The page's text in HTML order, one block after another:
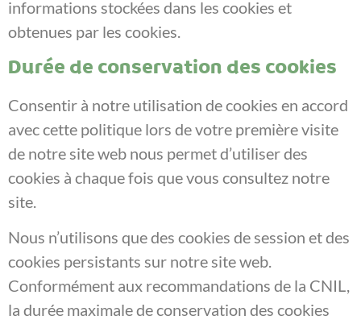
informations stockées dans les cookies et
obtenues par les cookies.
Durée de conservation des cookies
Consentir à notre utilisation de cookies en accord
avec cette politique lors de votre première visite
de notre site web nous permet d’utiliser des
cookies à chaque fois que vous consultez notre
site.
Nous n’utilisons que des cookies de session et des
cookies persistants sur notre site web.
Conformément aux recommandations de la CNIL,
la durée maximale de conservation des cookies